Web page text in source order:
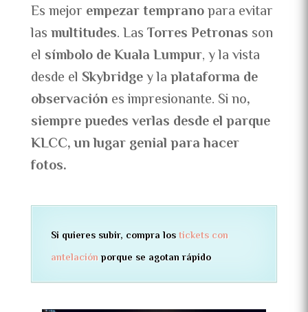
Es mejor empezar tempranopara evitar
lasmultitudes. LasTorres Petronas son
el símbolo de Kuala Lumpur, y la vista
desde el Skybridgey laplataforma de
observación es impresionante. Si no,
siempre puedes verlas desde el parque
KLCC, un lugar genial para hacer
fotos.
Si quieres subir, compra lostickets con
antelaciónporque se agotan rápido